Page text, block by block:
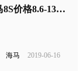
海马汽车最新SUV-海马8S价格8.6-13万元，全系搭载1.6T发动机7月上市
海马 2019-06-16